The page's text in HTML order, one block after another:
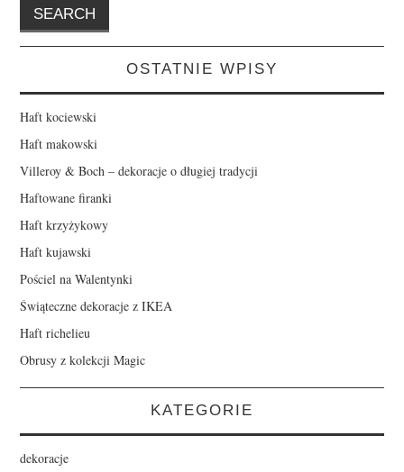
OSTATNIE WPISY
Haft kociewski
Haft makowski
Villeroy & Boch – dekoracje o długiej tradycji
Haftowane firanki
Haft krzyżykowy
Haft kujawski
Pościel na Walentynki
Świąteczne dekoracje z IKEA
Haft richelieu
Obrusy z kolekcji Magic
KATEGORIE
dekoracje